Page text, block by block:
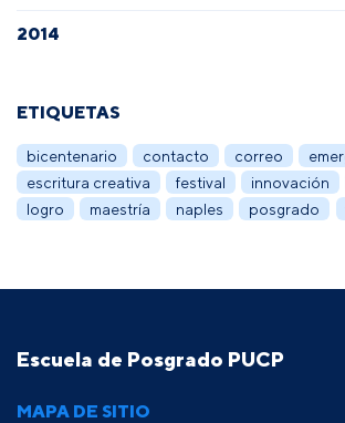
2014
ETIQUETAS
bicentenario contacto correo
escritura creativa
festival innovación
logro
maestría naples posgrado
Escuela de Posgrado PUCP
MAPA DE SITIO